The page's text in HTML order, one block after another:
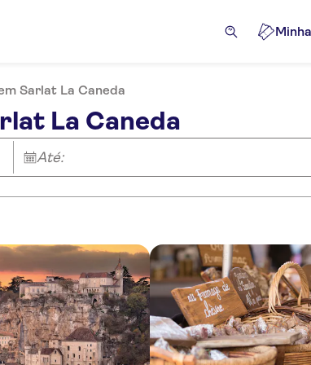
Sarlat La Caneda
La Caneda
Até: